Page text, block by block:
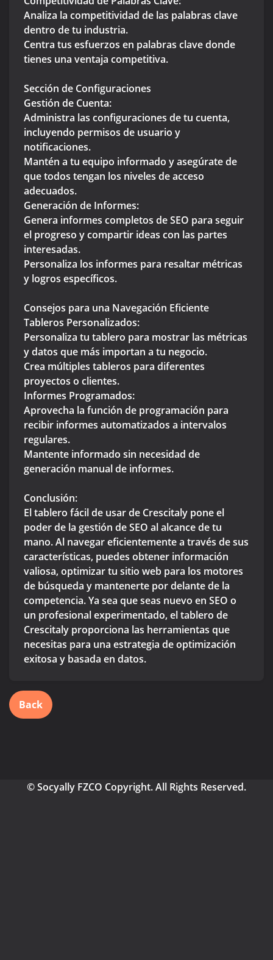
Analiza la competitividad de las palabras clave
dentro de tu industria.
Centra tus esfuerzos en palabras clave donde
tienes una ventaja competitiva.
Sección de Configuraciones
Gestión de Cuenta:
Administra las configuraciones de tu cuenta,
incluyendo permisos de usuario y
notificaciones.
Mantén a tu equipo informado y asegúrate de
que todos tengan los niveles de acceso
adecuados.
Generación de Informes:
Genera informes completos de SEO para seguir
el progreso y compartir ideas con las partes
interesadas.
Personaliza los informes para resaltar métricas
y logros específicos.
Consejos para una Navegación Eficiente
Tableros Personalizados:
Personaliza tu tablero para mostrar las métricas
y datos que más importan a tu negocio.
Crea múltiples tableros para diferentes
proyectos o clientes.
Informes Programados:
Aprovecha la función de programación para
recibir informes automatizados a intervalos
regulares.
Mantente informado sin necesidad de
generación manual de informes.
Conclusión:
El tablero fácil de usar de Crescitaly pone el
poder de la gestión de SEO al alcance de tu
mano. Al navegar eficientemente a través de sus
características, puedes obtener información
valiosa, optimizar tu sitio web para los motores
de búsqueda y mantenerte por delante de la
competencia. Ya sea que seas nuevo en SEO o
un profesional experimentado, el tablero de
Crescitaly proporciona las herramientas que
necesitas para una estrategia de optimización
exitosa y basada en datos.
Back
© Socyally FZCO Copyright. All Rights Reserved.